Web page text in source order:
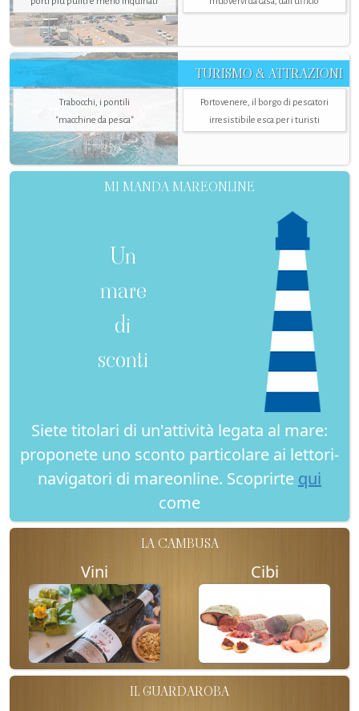
TURISMO & ATTRAZIONI
Trabocchi, i pontili
"macchine da pesca"
Portovenere, il borgo di pescatori
irresistibile esca per i turisti
MI MANDA MAREONLINE
Un
mare
di
sconti
Siete titolari di un'attività legata al mare:
proponete uno sconto particolare ai lettori-
navigatori di mareonline. Scoprirte qui
come
LA CAMBUSA
Vini Cibi
IL GUARDAROBA